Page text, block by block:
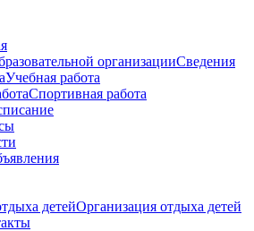
Сведения
Учебная работа
Спортивная работа
Организация отдыха детей